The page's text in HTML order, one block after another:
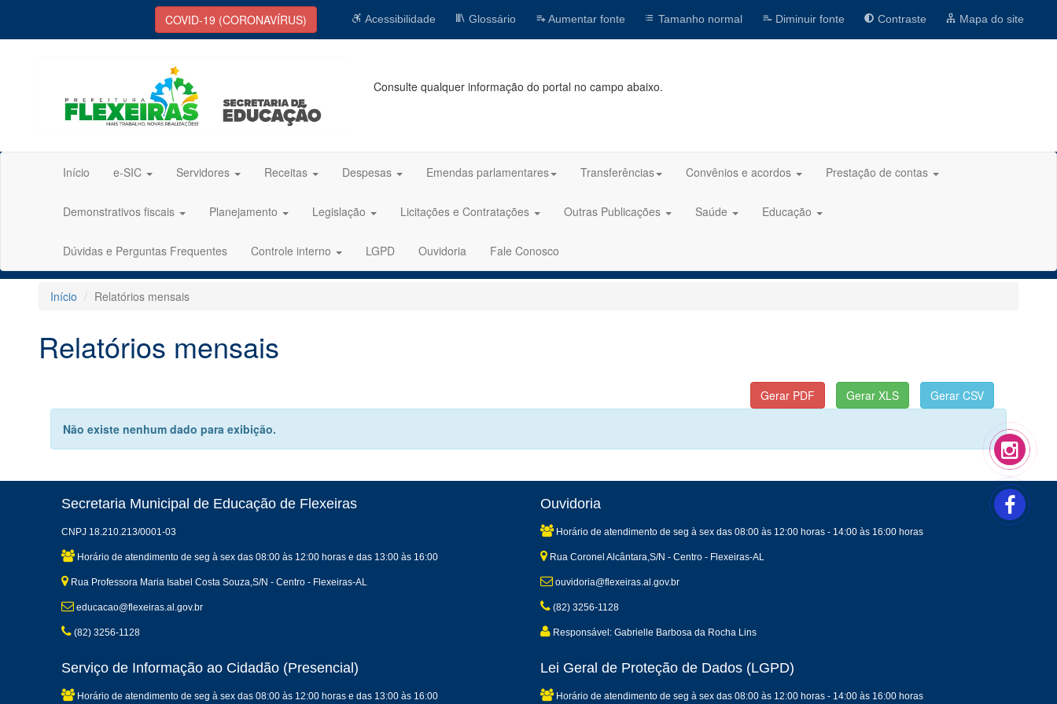
COVID-19 (CORONAVÍRUS) Acessibilidade Glossário Aumentar fonte Tamanho normal Diminuir fonte Contraste Mapa do site
Consulte qualquer informação do portal no campo abaixo.
Início e-SIC Servidores Receitas Despesas Emendas parlamentares Transferências Convênios e acordos Prestação de contas
Demonstrativos fiscais Planejamento Legislação Licitações e Contratações Outras Publicações Saúde Educação
Dúvidas e Perguntas Frequentes Controle interno LGPD Ouvidoria Fale Conosco
Início Relatórios mensais
Relatórios mensais
Não existe nenhum dado para exibição.
Secretaria Municipal de Educação de Flexeiras
CNPJ 18.210.213/0001-03
Horário de atendimento de seg à sex das 08:00 às 12:00 horas e das 13:00 às 16:00
Rua Professora Maria Isabel Costa Souza,S/N - Centro - Flexeiras-AL
educacao@flexeiras.al.gov.br
(82) 3256-1128
Ouvidoria
Horário de atendimento de seg à sex das 08:00 às 12:00 horas - 14:00 às 16:00 horas
Rua Coronel Alcântara,S/N - Centro - Flexeiras-AL
ouvidoria@flexeiras.al.gov.br
(82) 3256-1128
Responsável: Gabrielle Barbosa da Rocha Lins
Serviço de Informação ao Cidadão (Presencial)
Horário de atendimento de seg à sex das 08:00 às 12:00 horas e das 13:00 às 16:00
Lei Geral de Proteção de Dados (LGPD)
Horário de atendimento de seg à sex das 08:00 às 12:00 horas - 14:00 às 16:00 horas